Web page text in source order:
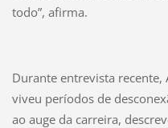
todo”, afirma.
Durante entrevista
viveu períodos de
ao auge da carreira,